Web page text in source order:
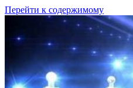
Перейти к содержимому